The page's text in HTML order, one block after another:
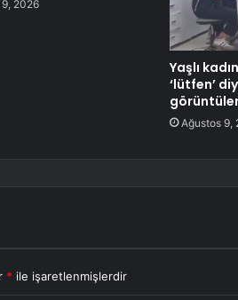
2026
Yaşlı
‘lütfen’
Ağustos 9,
* ile işaretlenmişlerdir